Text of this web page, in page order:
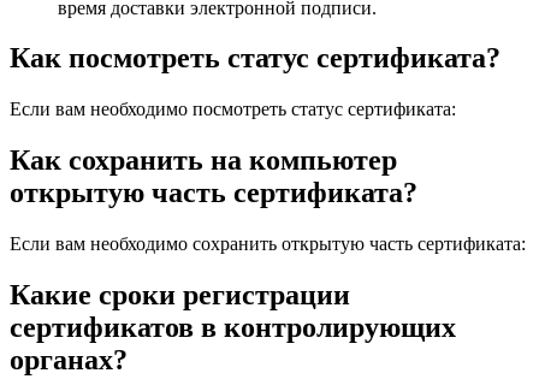
время доставки электронной подписи.
Как посмотреть статус сертификата?
Если вам необходимо посмотреть статус сертификата:
Как сохранить на компьютер
открытую часть сертификата?
Если вам необходимо сохранить открытую часть сертификата:
Какие сроки регистрации
сертификатов в контролирующих
органах?